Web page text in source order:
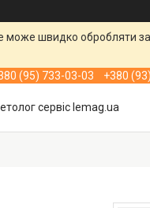
може швидко обробляти
(95) 733-03-03 +380
сервіс lemag.ua